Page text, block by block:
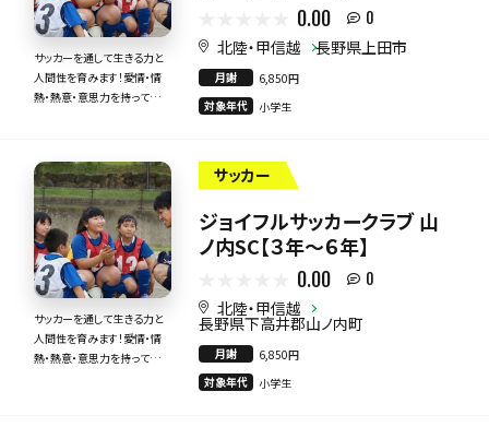
サッカーを通して生きる力と
人間性を育みます！愛情・情
熱・熱意・意思力を持って全
0.00 0
北陸・甲信越 長野県上田市
月謝
6,850円
対象年代
小学生
サッカーを通して生きる力と
人間性を育みます！愛情・情
熱・熱意・意思力を持って全
サッカー
ジョイフルサッカークラブ 山
ノ内SC【３年～６年】
0.00 0
北陸・甲信越
長野県下高井郡山ノ内町
月謝
6,850円
対象年代
小学生